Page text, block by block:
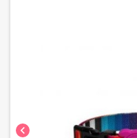
chevron_left